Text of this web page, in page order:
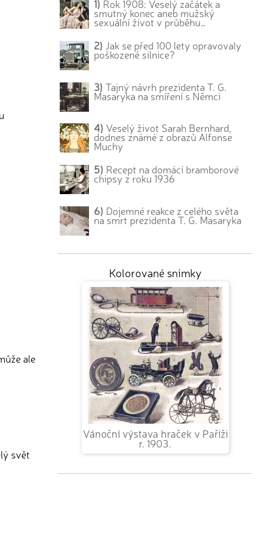
ale
svět
1) Rok 1908: Veselý začátek a
smutný konec aneb mužský
sexuální život v průběhu…
2) Jak se před 100 lety opravovaly
poškozené silnice?
3) Tajný návrh prezidenta T. G.
Masaryka na smíření s Němci
4) Veselý život Sarah Bernhard,
dodnes známé z obrazů Alfonse
Muchy
5) Recept na domácí bramborové
chipsy z roku 1936
6) Dojemné reakce z celého světa
na smrt prezidenta T. G. Masaryka
Kolorované snímky
Vánoční výstava hraček v Paříži
r. 1903.